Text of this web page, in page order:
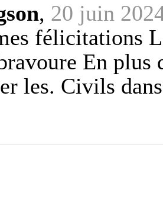
, 20 juin
félicitations
En plus
les. Civils